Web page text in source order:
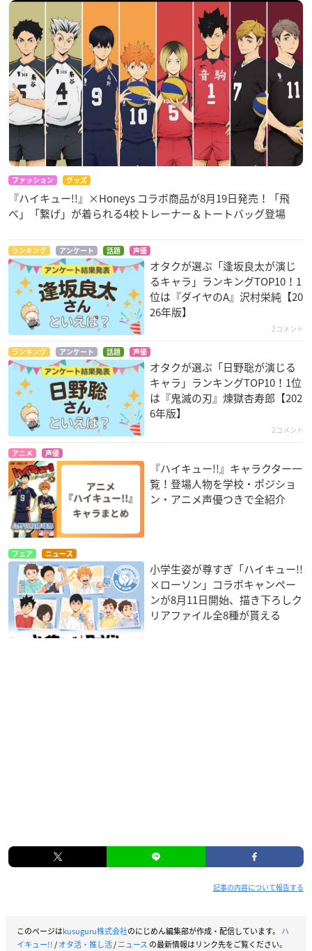
ファッション グッズ
『ハイキュー!!』×Honeys コラボ商品が8月19日発売！「飛
べ」「繋げ」が着られる4校トレーナー＆トートバッグ登場
ランキング アンケート 話題 声優
オタクが選ぶ「逢坂良太が演じ
るキャラ」ランキングTOP10！1
位は『ダイヤのA』沢村栄純【20
26年版】
2コメント
ランキング アンケート 話題 声優
オタクが選ぶ「日野聡が演じる
キャラ」ランキングTOP10！1位
は『鬼滅の刃』煉󠄁獄杏寿郎【202
6年版】
2コメント
アニメ 声優
『ハイキュー!!』キャラクター一
覧！登場人物を学校・ポジショ
ン・アニメ声優つきで全紹介
フェア ニュース
小学生姿が尊すぎ「ハイキュー!!
×ローソン」コラボキャンペー
ンが8月11日開始、描き下ろしク
リアファイル全8種が貰える
記事の内容について報告する
このページはkusuguru株式会社のにじめん編集部が作成・配信しています。 ハ
イキュー!!/オタ活・推し活/ニュース の最新情報はリンク先をご覧ください。